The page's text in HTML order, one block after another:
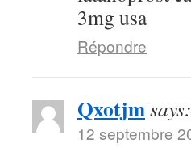
3mg usa
Répondre
Qxotjmsays:
12 septembre